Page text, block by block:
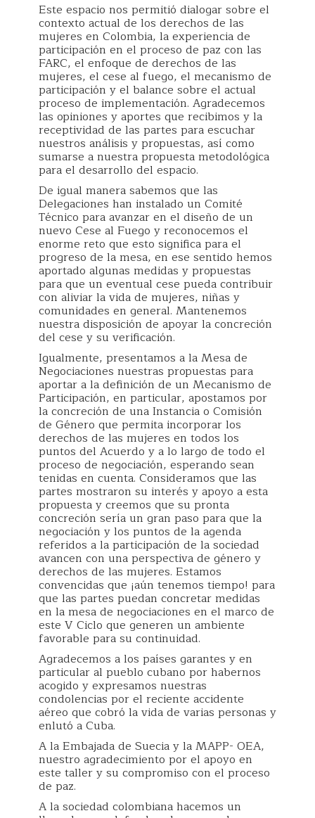
Este espacio nos permitió dialogar sobre el
contexto actual de los derechos de las
mujeres en Colombia, la experiencia de
participación en el proceso de paz con las
FARC, el enfoque de derechos de las
mujeres, el cese al fuego, el mecanismo de
participación y el balance sobre el actual
proceso de implementación. Agradecemos
las opiniones y aportes que recibimos y la
receptividad de las partes para escuchar
nuestros análisis y propuestas, así como
sumarse a nuestra propuesta metodológica
para el desarrollo del espacio.
De igual manera sabemos que las
Delegaciones han instalado un Comité
Técnico para avanzar en el diseño de un
nuevo Cese al Fuego y reconocemos el
enorme reto que esto significa para el
progreso de la mesa, en ese sentido hemos
aportado algunas medidas y propuestas
para que un eventual cese pueda contribuir
con aliviar la vida de mujeres, niñas y
comunidades en general. Mantenemos
nuestra disposición de apoyar la concreción
del cese y su verificación.
Igualmente, presentamos a la Mesa de
Negociaciones nuestras propuestas para
aportar a la definición de un Mecanismo de
Participación, en particular, apostamos por
la concreción de una Instancia o Comisión
de Género que permita incorporar los
derechos de las mujeres en todos los
puntos del Acuerdo y a lo largo de todo el
proceso de negociación, esperando sean
tenidas en cuenta. Consideramos que las
partes mostraron su interés y apoyo a esta
propuesta y creemos que su pronta
concreción sería un gran paso para que la
negociación y los puntos de la agenda
referidos a la participación de la sociedad
avancen con una perspectiva de género y
derechos de las mujeres. Estamos
convencidas que ¡aún tenemos tiempo! para
que las partes puedan concretar medidas
en la mesa de negociaciones en el marco de
este V Ciclo que generen un ambiente
favorable para su continuidad.
Agradecemos a los países garantes y en
particular al pueblo cubano por habernos
acogido y expresamos nuestras
condolencias por el reciente accidente
aéreo que cobró la vida de varias personas y
enlutó a Cuba.
A la Embajada de Suecia y la MAPP- OEA,
nuestro agradecimiento por el apoyo en
este taller y su compromiso con el proceso
de paz.
A la sociedad colombiana hacemos un